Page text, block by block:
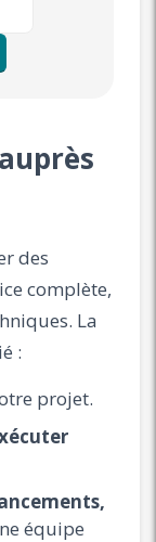
des
complète,
La
:
projet.
équipe